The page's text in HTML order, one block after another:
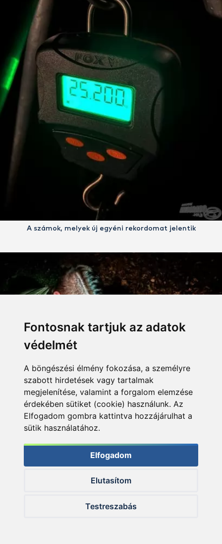
Fontosnak tartjuk az adatok
védelmét
A böngészési élmény fokozása, a személyre
szabott hirdetések vagy tartalmak
megjelenítése, valamint a forgalom elemzése
érdekében sütiket (cookie) használunk. Az
Elfogadom gombra kattintva hozzájárulhat a
sütik használatához.
Elfogadom
Elutasítom
Testreszabás
A számok, melyek új egyéni rekordomat jelentik